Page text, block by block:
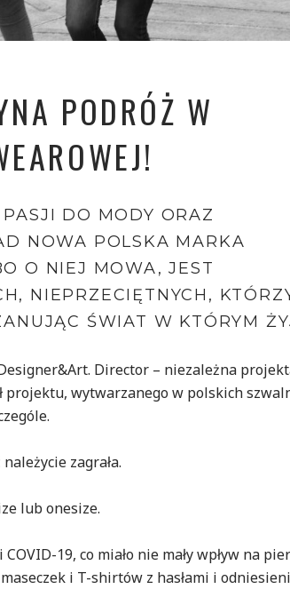
PODRÓŻ W
DO MODY ORAZ
NOWA POLSKA MARKA
O NIEJ MOWA, JEST
NIEPRZECIĘTNYCH,
ŚWIAT W KTÓRYM
Director – niezależna
projektu, wytwarzanego w polskich
zagrała.
lub onesize.
19, co miało nie mały wpływ na
i T-shirtów z hasłami i